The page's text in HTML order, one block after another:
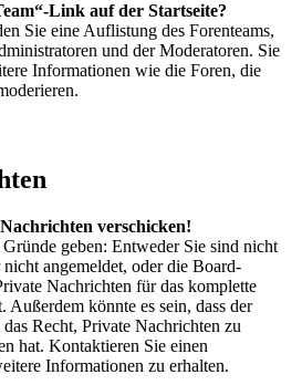
Link auf der Startseite?
Sie eine Auflistung des Forenteams,
und der Moderatoren. Sie
Informationen wie die Foren, die
verschicken!
geben: Entweder Sie sind nicht
angemeldet, oder die Board-
Nachrichten für das komplette
Außerdem könnte es sein, dass der
Recht, Private Nachrichten zu
hat. Kontaktieren Sie einen
Informationen zu erhalten.